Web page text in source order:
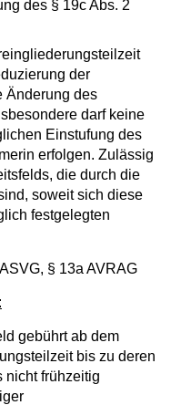
des § 19c Abs. 2
der
Änderung des
darf keine
Einstufung des
erfolgen. Zulässig
die durch die
soweit sich diese
festgelegten
§ 13a AVRAG
gebührt ab dem
bis zu deren
nicht frühzeitig